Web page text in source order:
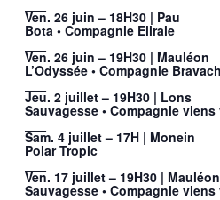
Ven. 26 juin – 18H30 | Pau
Bota • Compagnie Elirale
Ven. 26 juin – 19H30 | Mauléon
L’Odyssée • Compagnie
Jeu. 2 juillet – 19H30 | Lons
Sauvagesse • Compagnie
Sam. 4 juillet – 17H | Monein
Polar Tropic
Ven. 17 juillet – 19H30 | Mauléon
Sauvagesse • Compagnie